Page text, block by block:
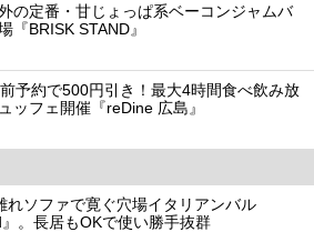
の定番・甘じょっぱ系ベーコンジャムバ
『BRISK STAND』
予約で500円引き！最大4時間食べ飲み放
ッフェ開催『reDine 広島』
れソファで寛ぐ穴場イタリアンバル
』。長居もOKで使い勝手抜群